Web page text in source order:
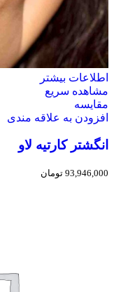
اطلاعات بیشتر
مشاهده سریع
مقایسه
افزودن به علاقه مندی
انگشتر کارتیه لاو
93,946,000 تومان